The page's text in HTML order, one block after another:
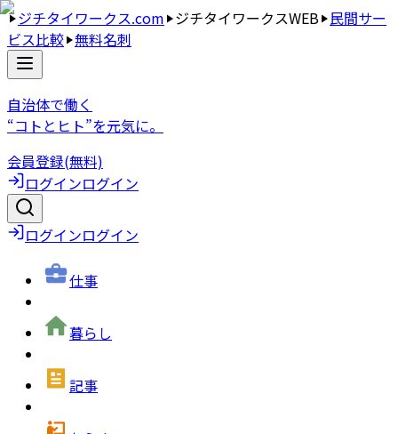
ジチタイワークス.com ジチタイワークスWEB 民間サー
ビス比較 無料名刺
自治体で働く
“コトとヒト”を元気に。
会員登録(無料)
ログインログイン
ログインログイン
仕事
暮らし
記事